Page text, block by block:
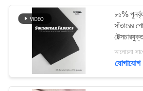
ইকো বন্ধুত্বপূর্ণ
পোশাকের ফ্যাব্রিক
৮১%
সাঁতারের
আলোচনা
যোগাযোগ